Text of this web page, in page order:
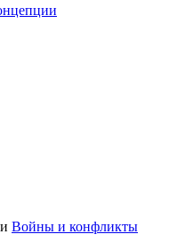
Войны и конфликты